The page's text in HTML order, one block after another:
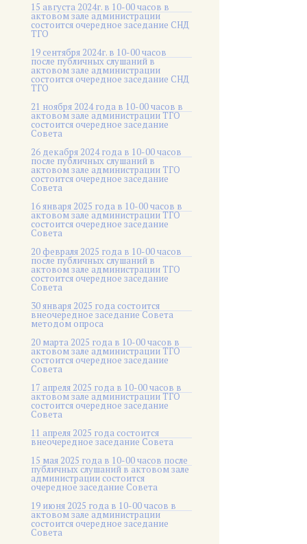
15 августа 2024г. в 10-00 часов в
актовом зале администрации
состоится очередное заседание СНД
ТГО
19 сентября 2024г. в 10-00 часов
после публичных слушаний в
актовом зале администрации
состоится очередное заседание СНД
ТГО
21 ноября 2024 года в 10-00 часов в
актовом зале администрации ТГО
состоится очередное заседание
Совета
26 декабря 2024 года в 10-00 часов
после публичных слушаний в
актовом зале администрации ТГО
состоится очередное заседание
Совета
16 января 2025 года в 10-00 часов в
актовом зале администрации ТГО
состоится очередное заседание
Совета
20 февраля 2025 года в 10-00 часов
после публичных слушаний в
актовом зале администрации ТГО
состоится очередное заседание
Совета
30 января 2025 года состоится
внеочередное заседание Совета
методом опроса
20 марта 2025 года в 10-00 часов в
актовом зале администрации ТГО
состоится очередное заседание
Совета
17 апреля 2025 года в 10-00 часов в
актовом зале администрации ТГО
состоится очередное заседание
Совета
11 апреля 2025 года состоится
внеочередное заседание Совета
15 мая 2025 года в 10-00 часов после
публичных слушаний в актовом зале
администрации состоится
очередное заседание Совета
19 июня 2025 года в 10-00 часов в
актовом зале администрации
состоится очередное заседание
Совета